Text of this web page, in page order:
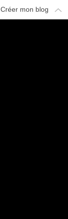
Créer mon blog